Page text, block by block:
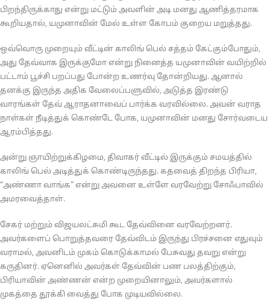
பிறந்திருக்காது என்று மட்டும் அவளின் அடி மனது ஆணித்தரமாக
கூறியதால், யமுனாவின் மேல் உள்ள கோபம் குறைய மறுத்தது.
ஒவ்வொரு முறையும் வீட்டின் காலிங் பெல் சத்தம் கேட்கும்போதும்,
அது தேவ்வாக இருக்குமோ என்று நினைத்த யமுனாவின் வயிற்றில்
பட்டாம் பூச்சி பறப்பது போன்ற உணர்வு தோன்றியது. ஆனால்
தனக்கு இருந்த அதிக வேலைப்பளுவில், அடுத்த இரண்டு
வாரங்கள் தேவ் ஆராதனாவைப் பார்க்க வரவில்லை. அவன் வராத
நாள்கள் நீடித்துக் கொண்டே போக, யமுனாவின் மனது சோர்வடைய
ஆரம்பித்தது.
அன்று ஞாயிற்றுக்கிழமை, திவாகர் வீட்டில் இருக்கும் சமயத்தில்
காலிங் பெல் அடித்துக் கொண்டிருந்தது. கதவைத் திறந்த பிரியா,
“அண்ணா வாங்க” என்று அவனை உள்ளே வரவேற்று சோஃபாவில்
அமரவைத்தாள்.
சேகர் மற்றும் விஜயலட்சுமி கூட தேவ்வினை வரவேற்றனர்.
அவர்களைப் பொறுத்தவரை தேவ்விடம் இருந்து பிரச்சனை எதுவும்
வராமல், அவனிடம் முகம் கொடுக்காமல் பேசுவது தவறு என்று
கருதினர். ஏனெனில் அவர்கள் தேவ்வின் பண பலத்திற்கும்,
பிரியாவின் அண்ணன் என்ற முறையினாலும், அவர்களால்
முகத்தை தூக்கி வைத்து போக முடியவில்லை.